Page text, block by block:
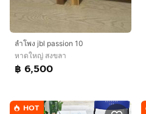
ลำโพง jbl passion 10
หาดใหญ่ สงขลา
฿ 6,500
HOT